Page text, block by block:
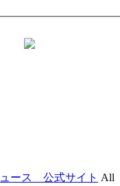
ース 公式サイト All